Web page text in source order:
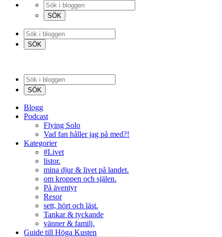
Blogg
Podcast
Flying Solo
Vad fan håller jag på med?!
Kategorier
#Livet
listor.
mina djur & livet på landet.
om kroppen och själen.
På äventyr
Resor
sett, hört och läst.
Tankar & tyckande
vänner & familj.
Guide till Höga Kusten